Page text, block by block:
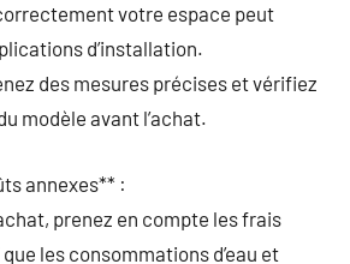
votre espace peut
d’installation.
des mesures précises et vérifiez
modèle avant l’achat.
annexes** :
prenez en compte les frais
les consommations d’eau et